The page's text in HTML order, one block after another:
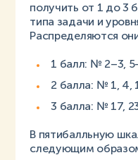
получить от 1 до 3
типа задачи и
Распределяются
1 балл: № 2–3,
2 балла: № 1, 4,
3 балла: № 17,
В пятибалльную
следующим